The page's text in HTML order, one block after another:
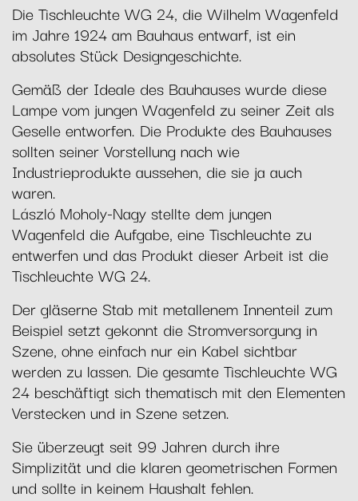
Die Tischleuchte WG 24, die Wilhelm Wagenfeld
im Jahre 1924 am Bauhaus entwarf, ist ein
absolutes Stück Designgeschichte.
Gemäß der Ideale des Bauhauses wurde diese
Lampe vom jungen Wagenfeld zu seiner Zeit als
Geselle entworfen. Die Produkte des Bauhauses
sollten seiner Vorstellung nach wie
Industrieprodukte aussehen, die sie ja auch
waren.
László Moholy-Nagy stellte dem jungen
Wagenfeld die Aufgabe, eine Tischleuchte zu
entwerfen und das Produkt dieser Arbeit ist die
Tischleuchte WG 24.
Der gläserne Stab mit metallenem Innenteil zum
Beispiel setzt gekonnt die Stromversorgung in
Szene, ohne einfach nur ein Kabel sichtbar
werden zu lassen. Die gesamte Tischleuchte WG
24 beschäftigt sich thematisch mit den Elementen
Verstecken und in Szene setzen.
Sie überzeugt seit 99 Jahren durch ihre
Simplizität und die klaren geometrischen Formen
und sollte in keinem Haushalt fehlen.